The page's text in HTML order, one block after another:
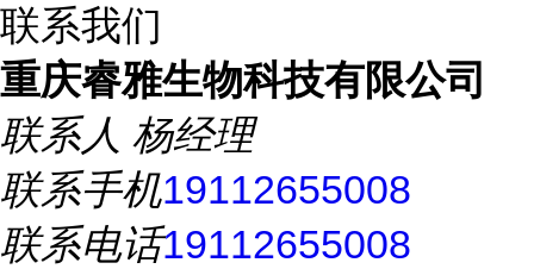
联系我们
重庆睿雅生物科技有限公司
联系人 杨经理
联系手机19112655008
联系电话19112655008